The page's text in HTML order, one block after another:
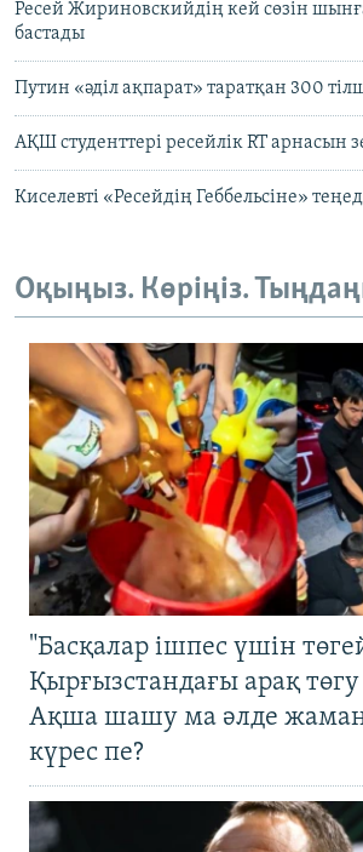
Ресей Жириновскийдің кей сөзін
бастады
Путин «әділ ақпарат» таратқан 300
АҚШ студенттері ресейлік RT арнасын
Киселевті «Ресейдің Геббельсіне»
Оқыңыз. Көріңіз.
"Басқалар ішпес үшін
Қырғызстандағы арақ
Ақша шашу ма әлде
күрес пе?